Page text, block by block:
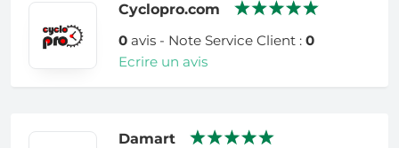
Cyclopro.com
0avis - Note Service Client : 0
Ecrire un avis
Damart